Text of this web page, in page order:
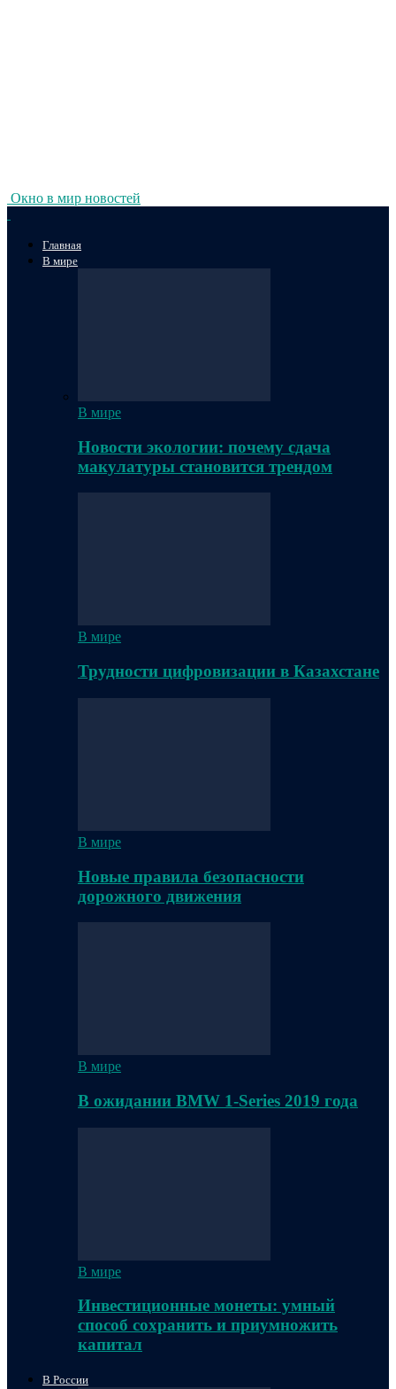
Окно в мир новостей
Главная
В мире
В мире
Новости экологии: почему сдача
макулатуры становится трендом
В мире
Трудности цифровизации в Казахстане
В мире
Новые правила безопасности
дорожного движения
В мире
В ожидании BMW 1-Series 2019 года
В мире
Инвестиционные монеты: умный
способ сохранить и приумножить
капитал
В России